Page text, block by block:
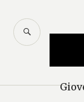
contenuto
CERCA